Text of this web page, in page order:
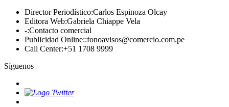
Director Periodístico:Carlos Espinoza Olcay
Editora Web:Gabriela Chiappe Vela
-:Contacto comercial
Publicidad Online::fonoavisos@comercio.com.pe
Call Center:+51 1708 9999
Síguenos